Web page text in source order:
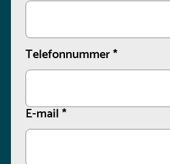
Telefonnummer*
E-mail*